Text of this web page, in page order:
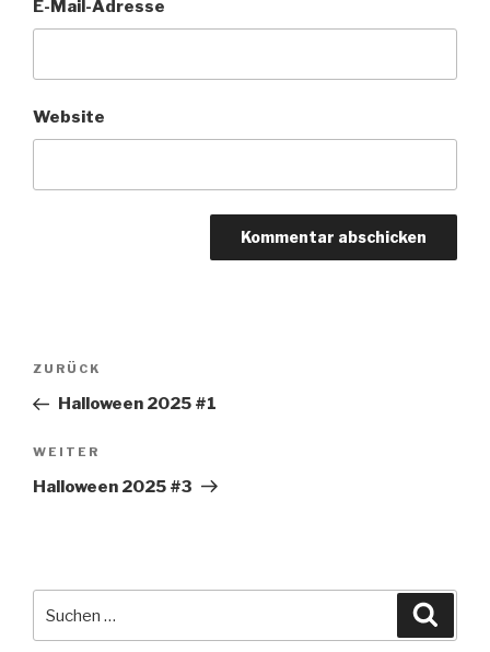
E-Mail-Adresse
Website
Beitragsnavigation
Vorheriger
Beitrag
ZURÜCK
Halloween 2025 #1
Nächster
Beitrag
WEITER
Halloween 2025 #3
nach: